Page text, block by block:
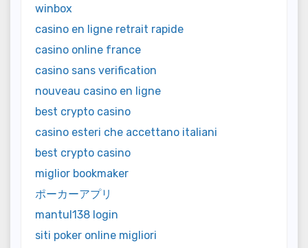
winbox
casino en ligne retrait rapide
casino online france
casino sans verification
nouveau casino en ligne
best crypto casino
casino esteri che accettano italiani
best crypto casino
miglior bookmaker
ポーカーアプリ
mantul138 login
siti poker online migliori